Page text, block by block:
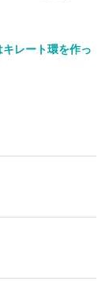
レート環を作っ